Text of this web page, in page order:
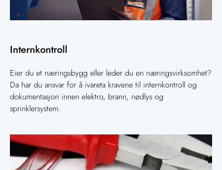
Internkontroll
Eier du et næringsbygg eller leder du en næringsvirksomhet?
Da har du ansvar for å ivareta kravene til internkontroll og
dokumentasjon innen elektro, brann, nødlys og
sprinklersystem.